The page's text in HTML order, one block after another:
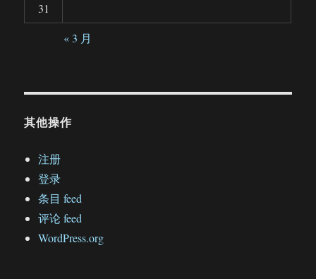
31
« 3 月
其他操作
注册
登录
条目 feed
评论 feed
WordPress.org